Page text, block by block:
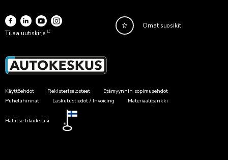
Tilaa uutiskirje
Omat suosikit
Käyttöehdot Rekisteriselosteet
Etämyynnin sopimusehdot
Puheluhinnat
Laskutustiedot / Invoicing Materiaalipankki
Hallitse tilauksiasi